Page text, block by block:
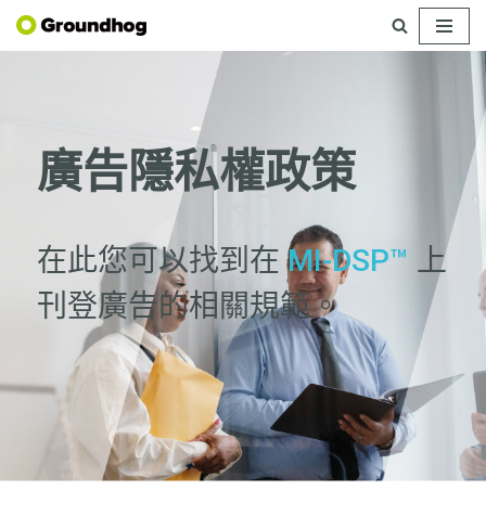
廣告隱私權政策
在此您可以找到在MI-DSP™ 上
刊登廣告的相關規範。